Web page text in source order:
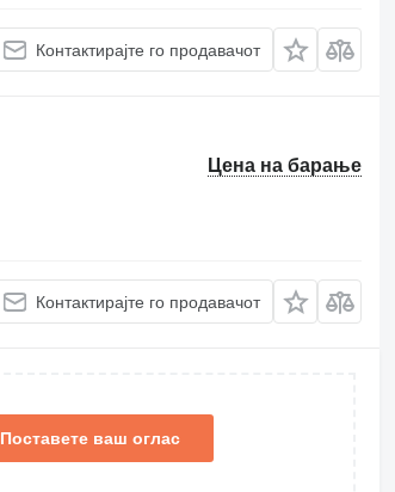
Контактирајте го продавачот
Цена на барање
Контактирајте го продавачот
Поставете ваш оглас